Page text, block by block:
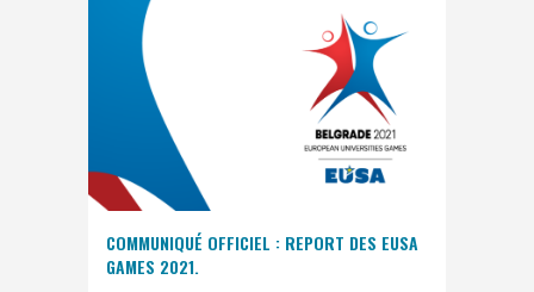
COMMUNIQUÉ OFFICIEL : REPORT DES EUSA
GAMES 2021.